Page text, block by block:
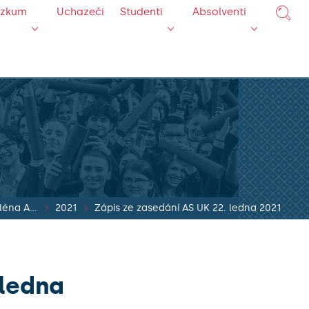
Uchazeči Studenti Absolventi
Zápisy z jednání pléna AS UK 2021 Zápis ze zasedání AS UK 22. ledna 2021